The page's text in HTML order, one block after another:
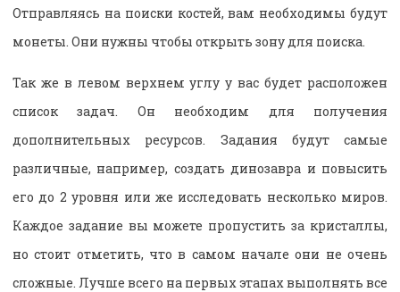
Отправляясь на поиски костей, вам необходимы будут
монеты. Они нужны чтобы открыть зону для поиска.
Так же в левом верхнем углу у вас будет расположен
список задач. Он необходим для получения
дополнительных ресурсов. Задания будут самые
различные, например, создать динозавра и повысить
его до 2 уровня или же исследовать несколько миров.
Каждое задание вы можете пропустить за кристаллы,
но стоит отметить, что в самом начале они не очень
сложные. Лучше всего на первых этапах выполнять все